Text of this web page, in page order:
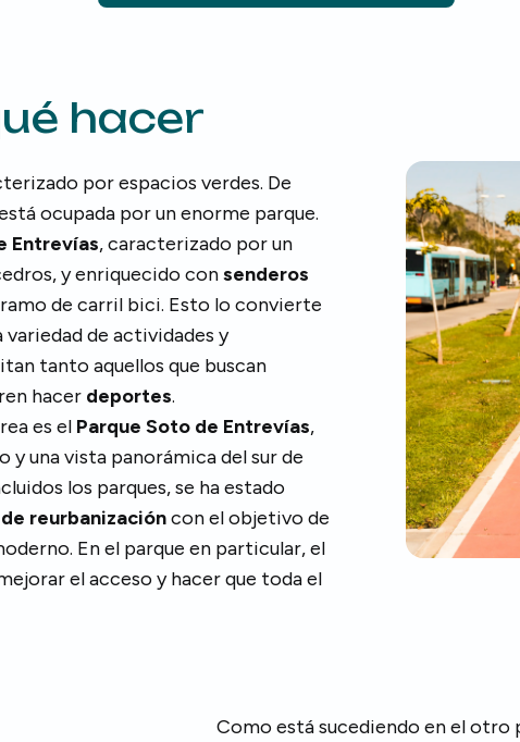
hacer
por espacios verdes. De
ocupada por un enorme parque.
Entrevías, caracterizado por un
y enriquecido consenderos
de carril bici. Esto lo convierte
de actividades y
tanto aquellos que buscan
hacer deportes.
es el Parque Soto de Entrevías,
una vista panorámica del sur de
los parques, se ha estado
reurbanizacióncon el objetivo de
En el parque en particular, el
el acceso y hacer que toda el
Como está sucediendo en el otro